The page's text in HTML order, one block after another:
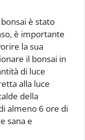
è stato
è importante
la sua
il bonsai in
di luce
alla luce
della
almeno 6 ore di
sana e